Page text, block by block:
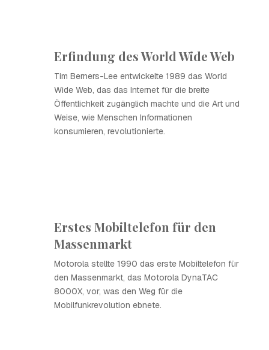
Erfindung des World Wide Web
Tim Berners-Lee entwickelte 1989 das World
Wide Web, das das Internet für die breite
Öffentlichkeit zugänglich machte und die Art und
Weise, wie Menschen Informationen
konsumieren, revolutionierte.
Erstes Mobiltelefon für den
Massenmarkt
Motorola stellte 1990 das erste Mobiltelefon für
den Massenmarkt, das Motorola DynaTAC
8000X, vor, was den Weg für die
Mobilfunkrevolution ebnete.